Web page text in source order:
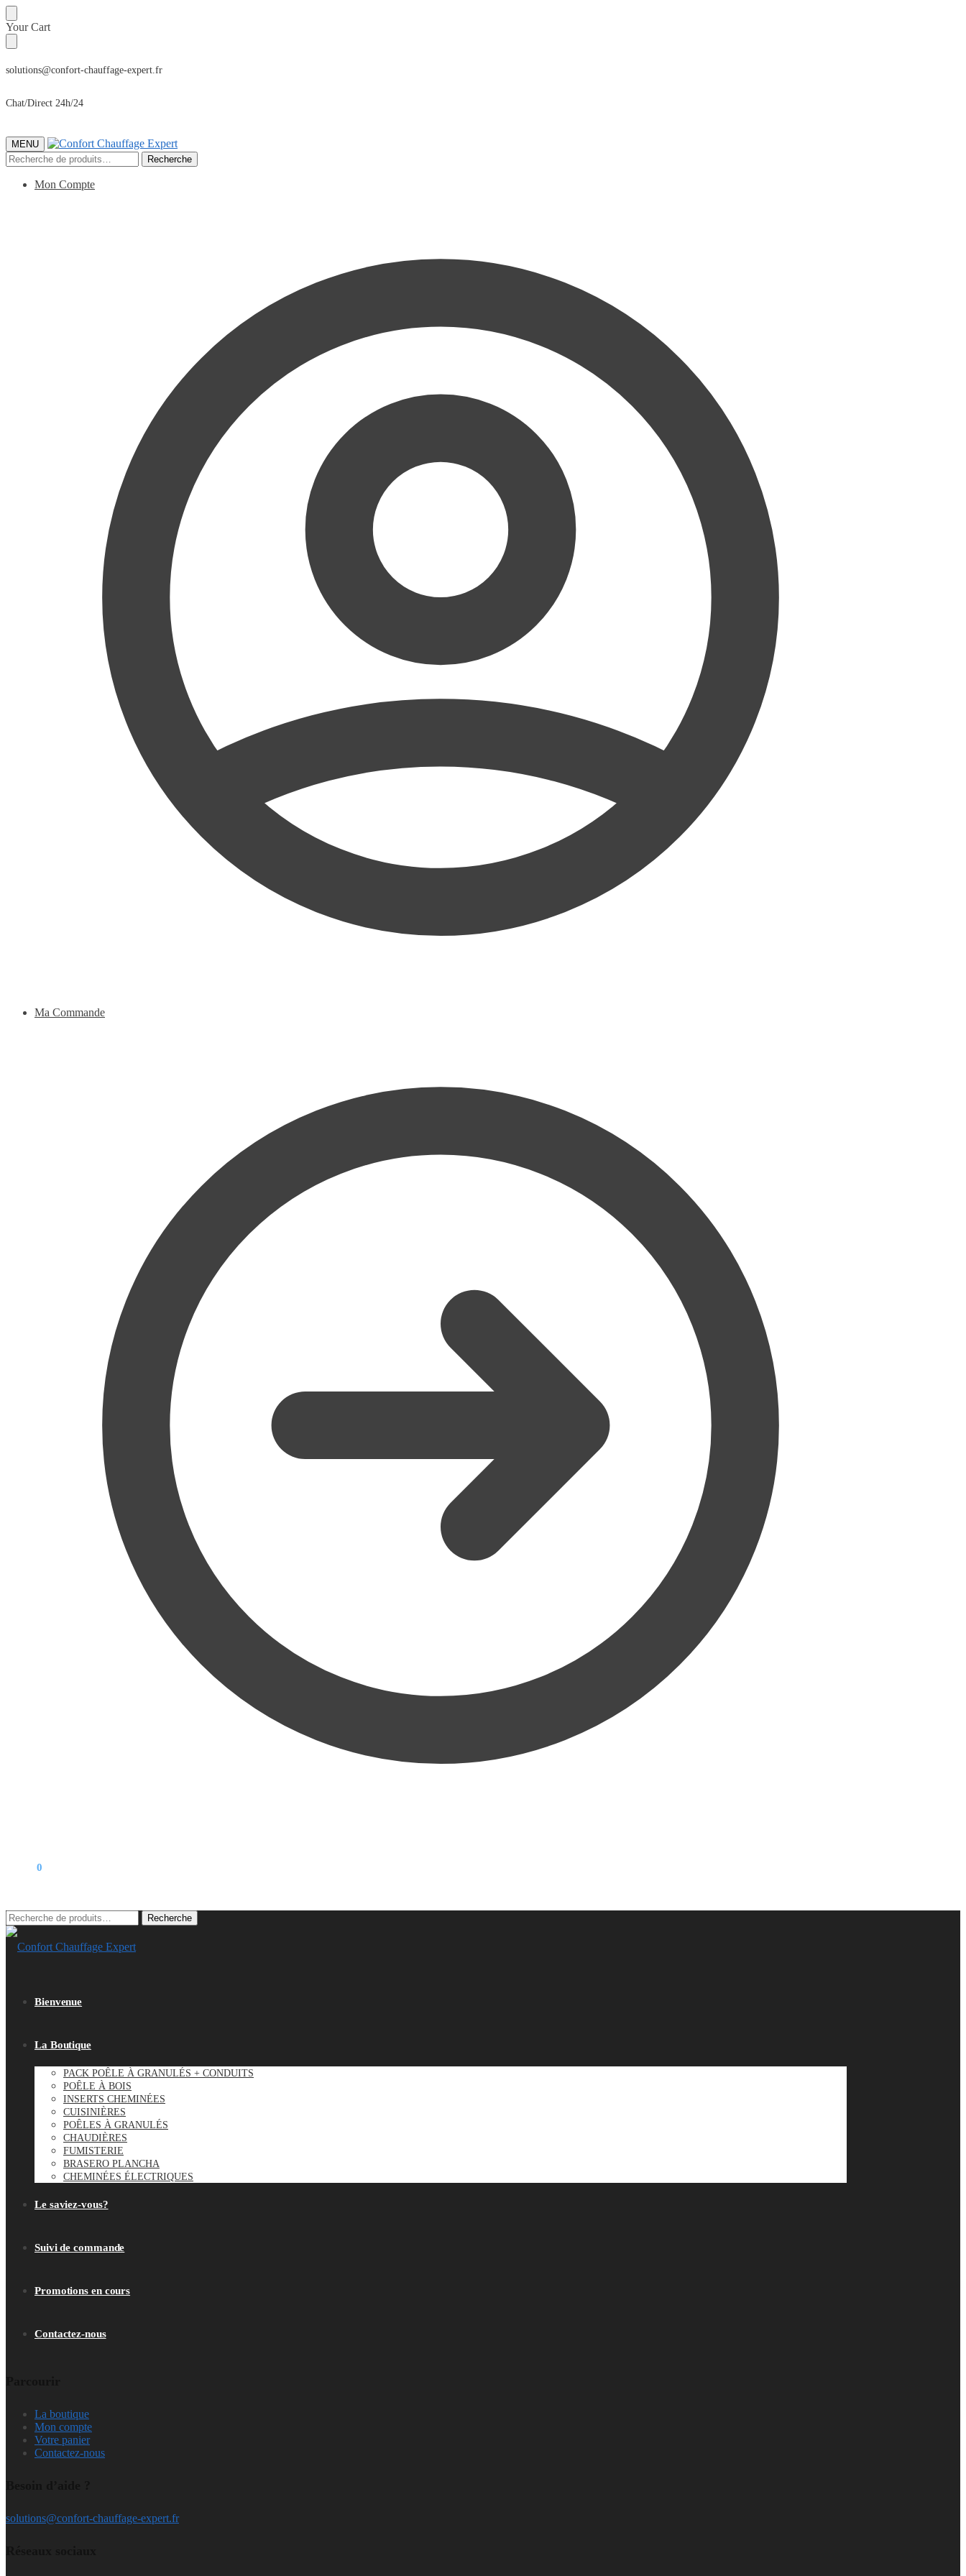
Sauter
à
la
navigation
Skip
to
content
Your Cart
solutions@confort-chauffage-expert.fr
Chat/Direct 24h/24
MENU
Recherche
pour :
Recherche
Mon Compte
Ma Commande
0
Recherche
pour :
Recherche
Bienvenue
La Boutique
PACK POÊLE À GRANULÉS + CONDUITS
POÊLE À BOIS
INSERTS CHEMINÉES
CUISINIÈRES
POÊLES À GRANULÉS
CHAUDIÈRES
FUMISTERIE
BRASERO PLANCHA
CHEMINÉES ÉLECTRIQUES
Le saviez-vous?
Suivi de commande
Promotions en cours
Contactez-nous
La boutique
Mon compte
Votre panier
Contactez-nous
solutions@confort-chauffage-expert.fr